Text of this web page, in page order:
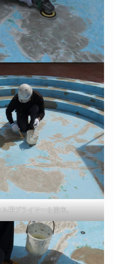
用プライマーを塗布。